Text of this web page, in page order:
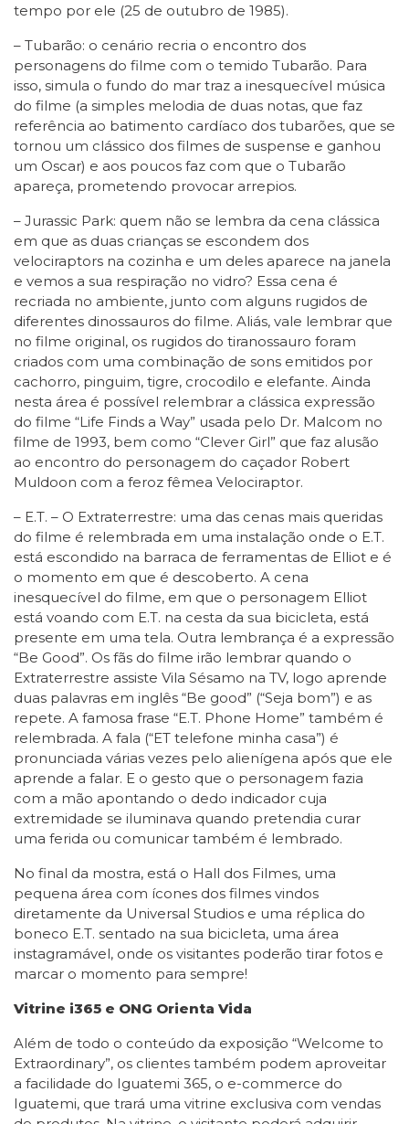
tempo por ele (25 de outubro de 1985).
– Tubarão: o cenário recria o encontro dos
personagens do filme com o temido Tubarão. Para
isso, simula o fundo do mar traz a inesquecível música
do filme (a simples melodia de duas notas, que faz
referência ao batimento cardíaco dos tubarões, que se
tornou um clássico dos filmes de suspense e ganhou
um Oscar) e aos poucos faz com que o Tubarão
apareça, prometendo provocar arrepios.
– Jurassic Park: quem não se lembra da cena clássica
em que as duas crianças se escondem dos
velociraptors na cozinha e um deles aparece na janela
e vemos a sua respiração no vidro? Essa cena é
recriada no ambiente, junto com alguns rugidos de
diferentes dinossauros do filme. Aliás, vale lembrar que
no filme original, os rugidos do tiranossauro foram
criados com uma combinação de sons emitidos por
cachorro, pinguim, tigre, crocodilo e elefante. Ainda
nesta área é possível relembrar a clássica expressão
do filme “Life Finds a Way” usada pelo Dr. Malcom no
filme de 1993, bem como “Clever Girl” que faz alusão
ao encontro do personagem do caçador Robert
Muldoon com a feroz fêmea Velociraptor.
– E.T. – O Extraterrestre: uma das cenas mais queridas
do filme é relembrada em uma instalação onde o E.T.
está escondido na barraca de ferramentas de Elliot e é
o momento em que é descoberto. A cena
inesquecível do filme, em que o personagem Elliot
está voando com E.T. na cesta da sua bicicleta, está
presente em uma tela. Outra lembrança é a expressão
“Be Good”. Os fãs do filme irão lembrar quando o
Extraterrestre assiste Vila Sésamo na TV, logo aprende
duas palavras em inglês “Be good” (“Seja bom”) e as
repete. A famosa frase “E.T. Phone Home” também é
relembrada. A fala (“ET telefone minha casa”) é
pronunciada várias vezes pelo alienígena após que ele
aprende a falar. E o gesto que o personagem fazia
com a mão apontando o dedo indicador cuja
extremidade se iluminava quando pretendia curar
uma ferida ou comunicar também é lembrado.
No final da mostra, está o Hall dos Filmes, uma
pequena área com ícones dos filmes vindos
diretamente da Universal Studios e uma réplica do
boneco E.T. sentado na sua bicicleta, uma área
instagramável, onde os visitantes poderão tirar fotos e
marcar o momento para sempre!
Vitrine i365 e ONG Orienta Vida
Além de todo o conteúdo da exposição “Welcome to
Extraordinary”, os clientes também podem aproveitar
a facilidade do Iguatemi 365, o e-commerce do
Iguatemi, que trará uma vitrine exclusiva com vendas